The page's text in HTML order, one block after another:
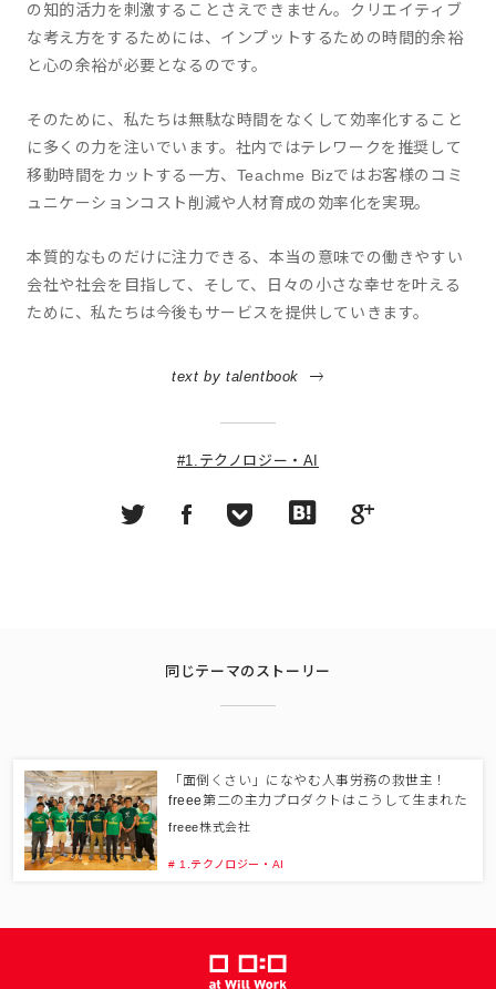
の知的活力を刺激することさえできません。クリエイティブ
な考え方をするためには、インプットするための時間的余裕
と心の余裕が必要となるのです。
そのために、私たちは無駄な時間をなくして効率化すること
に多くの力を注いでいます。社内ではテレワークを推奨して
移動時間をカットする一方、Teachme Bizではお客様のコミ
ュニケーションコスト削減や人材育成の効率化を実現。
本質的なものだけに注力できる、本当の意味での働きやすい
会社や社会を目指して、そして、日々の小さな幸せを叶える
ために、私たちは今後もサービスを提供していきます。
text by talentbook
#1.テクノロジー・AI
同じテーマのストーリー
「面倒くさい」になやむ人事労務の救世主！
freee第二の主力プロダクトはこうして生まれた
freee株式会社
# 1.テクノロジー・AI